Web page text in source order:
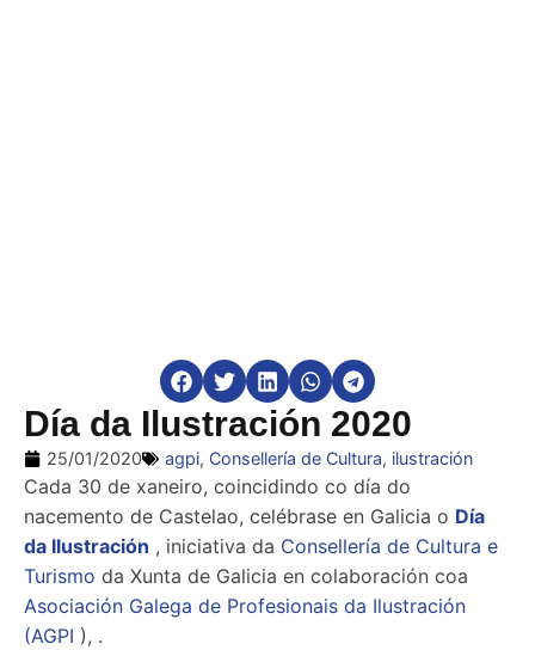
Día da Ilustración 2020
25/01/2020 agpi, Consellería de Cultura, ilustración
Cada 30 de xaneiro, coincidindo co día do
nacemento de Castelao, celébrase en Galicia o Día
da Ilustración , iniciativa da Consellería de Cultura e
Turismo da Xunta de Galicia en colaboración coa
Asociación Galega de Profesionais da Ilustración
(AGPI ), .